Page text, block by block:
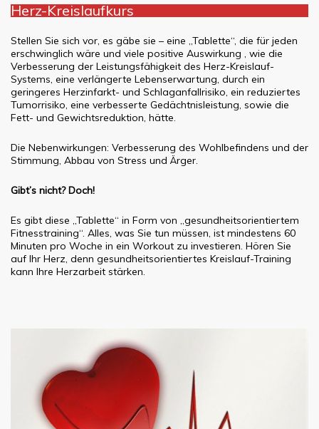
Herz-Kreislaufkurs
Stellen Sie sich vor, es gäbe sie – eine „Tablette“, die für jeden
erschwinglich wäre und viele positive Auswirkung , wie die
Verbesserung der Leistungsfähigkeit des Herz-Kreislauf-
Systems, eine verlängerte Lebenserwartung, durch ein
geringeres Herzinfarkt- und Schlaganfallrisiko, ein reduziertes
Tumorrisiko, eine verbesserte Gedächtnisleistung, sowie die
Fett- und Gewichtsreduktion, hätte.
Die Nebenwirkungen: Verbesserung des Wohlbefindens und der
Stimmung, Abbau von Stress und Ärger.
Gibt’s nicht? Doch!
Es gibt diese „Tablette“ in Form von „gesundheitsorientiertem
Fitnesstraining“. Alles, was Sie tun müssen, ist mindestens 60
Minuten pro Woche in ein Workout zu investieren. Hören Sie
auf Ihr Herz, denn gesundheitsorientiertes Kreislauf-Training
kann Ihre Herzarbeit stärken.